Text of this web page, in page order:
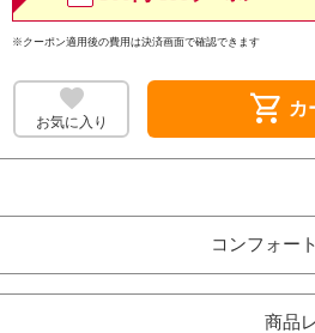
※クーポン適用後の費用は決済画面で確認できます
お気に入り shopping_cart カ
コンフォー
商品